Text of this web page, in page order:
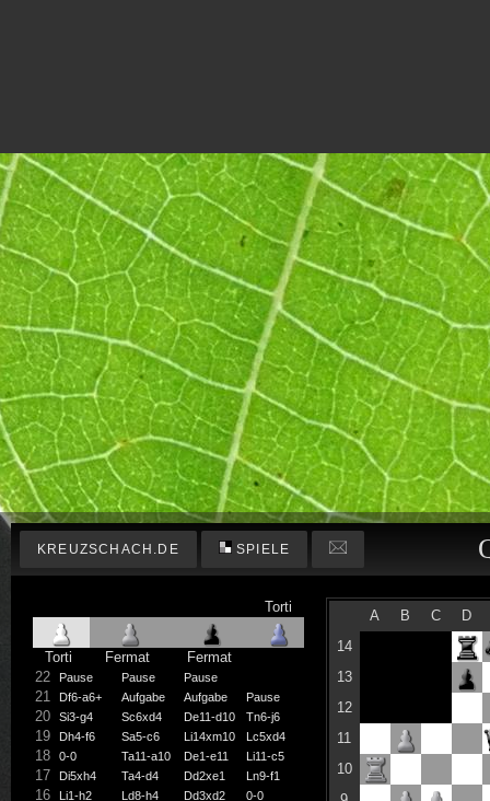
KREUZSCHACH.DE SPIELE
Torti Fermat Fermat
Torti
22 Pause Pause Pause
21 Df6-a6+ Aufgabe Aufgabe Pause
20 Si3-g4 Sc6xd4 De11-d10 Tn6-j6
19 Dh4-f6 Sa5-c6 Li14xm10 Lc5xd4
18 0-0 Ta11-a10 De1-e11 Li11-c5
17 Di5xh4 Ta4-d4 Dd2xe1 Ln9-f1
16 Li1-h2 Ld8-h4 Dd3xd2 0-0
A B C
D
14
13
12
11
10